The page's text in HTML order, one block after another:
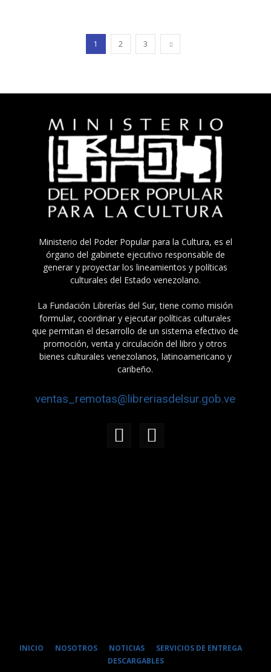
1 2 3
Ministerio del Poder Popular para la Cultura, es el
órgano del gabinete ejecutivo responsable de
generar y proyectar los lineamientos y políticas
culturales del Estado venezolano.
La Fundación Librerías del Sur, tiene como misión
formular, coordinar y ejecutar políticas culturales
que permitan el desarrollo de un sistema efectivo de
promoción, venta y circulación del libro y otros
bienes culturales venezolanos, latinoamericano y
caribeño.
ventas_remotas@libreriasdelsur.gob.ve
INICIO NOSOTROS NOTICIAS
SERVICIOS DE ENTREGA
DESCARGABLES